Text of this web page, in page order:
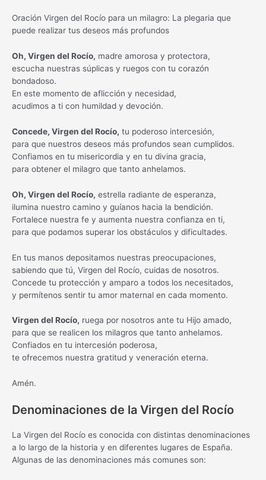
Oración Virgen del Rocío para un milagro: La plegaria que
puede realizar tus deseos más profundos
Oh, Virgen del Rocío, madre amorosa y protectora,
escucha nuestras súplicas y ruegos con tu corazón
bondadoso.
En este momento de aflicción y necesidad,
acudimos a ti con humildad y devoción.
Concede, Virgen del Rocío, tu poderoso intercesión,
para que nuestros deseos más profundos sean cumplidos.
Confiamos en tu misericordia y en tu divina gracia,
para obtener el milagro que tanto anhelamos.
Oh, Virgen del Rocío, estrella radiante de esperanza,
ilumina nuestro camino y guíanos hacia la bendición.
Fortalece nuestra fe y aumenta nuestra confianza en ti,
para que podamos superar los obstáculos y dificultades.
En tus manos depositamos nuestras preocupaciones,
sabiendo que tú, Virgen del Rocío, cuidas de nosotros.
Concede tu protección y amparo a todos los necesitados,
y permítenos sentir tu amor maternal en cada momento.
Virgen del Rocío, ruega por nosotros ante tu Hijo amado,
para que se realicen los milagros que tanto anhelamos.
Confiados en tu intercesión poderosa,
te ofrecemos nuestra gratitud y veneración eterna.
Amén.
Denominaciones de la Virgen del Rocío
La Virgen del Rocío es conocida con distintas denominaciones
a lo largo de la historia y en diferentes lugares de España.
Algunas de las denominaciones más comunes son: